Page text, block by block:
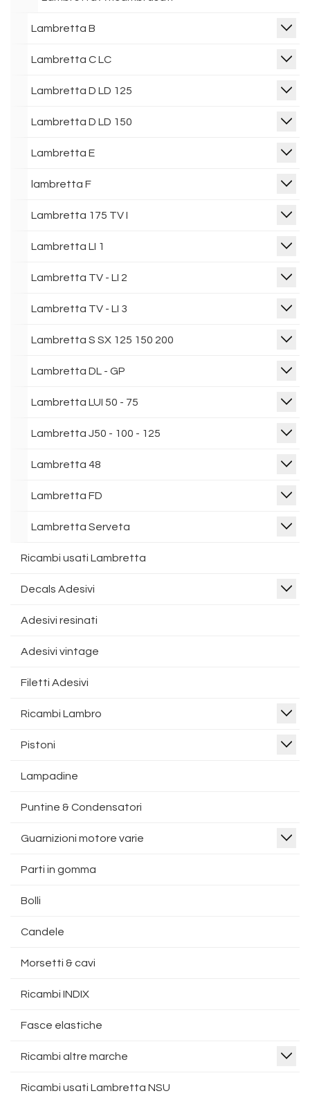
Lambretta B
Lambretta C LC
Lambretta D LD 125
Lambretta D LD 150
Lambretta E
lambretta F
Lambretta 175 TV I
Lambretta LI 1
Lambretta TV - LI 2
Lambretta TV - LI 3
Lambretta S SX 125 150 200
Lambretta DL - GP
Lambretta LUI 50 - 75
Lambretta J50 - 100 - 125
Lambretta 48
Lambretta FD
Lambretta Serveta
Ricambi usati Lambretta
Decals Adesivi
Adesivi resinati
Adesivi vintage
Filetti Adesivi
Ricambi Lambro
Pistoni
Lampadine
Puntine & Condensatori
Guarnizioni motore varie
Parti in gomma
Bolli
Candele
Morsetti & cavi
Ricambi INDIX
Fasce elastiche
Ricambi altre marche
Ricambi usati Lambretta NSU